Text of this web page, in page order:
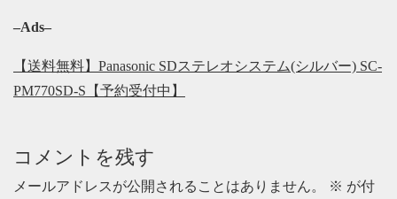
–Ads–
【送料無料】Panasonic SDステレオシステム(シルバー) SC-
PM770SD-S【予約受付中】
コメントを残す
メールアドレスが公開されることはありません。 ※ が付